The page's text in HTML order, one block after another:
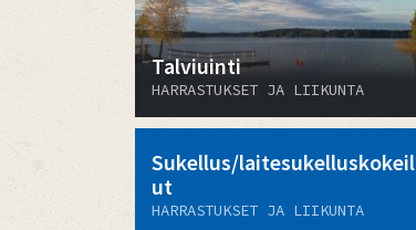
Talviuinti
HARRASTUKSET JA LIIKUNTA
Sukellus/laitesukelluskokeil
ut
HARRASTUKSET JA LIIKUNTA